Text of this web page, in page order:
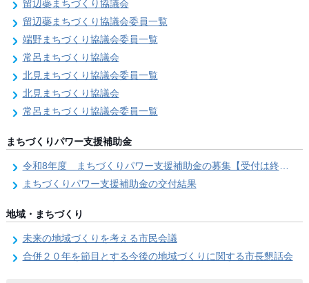
留辺蘂まちづくり協議会
留辺蘂まちづくり協議会委員一覧
端野まちづくり協議会委員一覧
常呂まちづくり協議会
北見まちづくり協議会委員一覧
北見まちづくり協議会
常呂まちづくり協議会委員一覧
まちづくりパワー支援補助金
令和8年度 まちづくりパワー支援補助金の募集【受付は終了しました。】
まちづくりパワー支援補助金の交付結果
地域・まちづくり
未来の地域づくりを考える市民会議
合併２０年を節目とする今後の地域づくりに関する市長懇話会